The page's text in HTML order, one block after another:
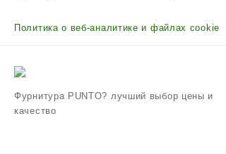
Политика о веб-аналитике и файлах cookie
Фурнитура PUNTO? лучший выбор цены и
качество